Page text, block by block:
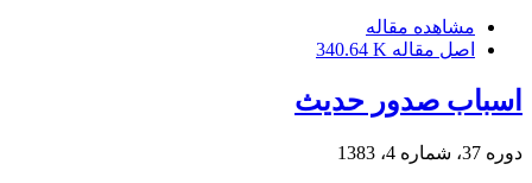
مشاهده مقاله
اصل مقاله 340.64 K
اسباب صدور حدیث
دوره 37، شماره 4، 1383